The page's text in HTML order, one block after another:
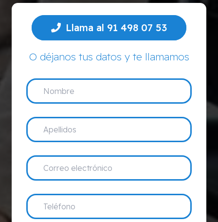
Llama al 91 498 07 53
O déjanos tus datos y te llamamos